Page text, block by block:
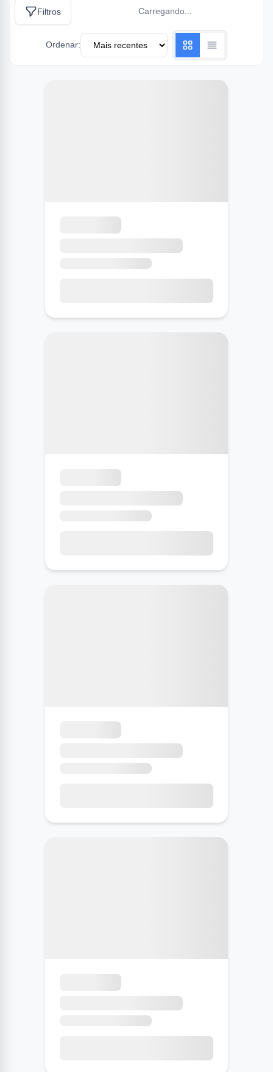
Filtros Carregando...
Ordenar: